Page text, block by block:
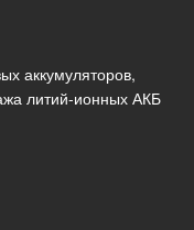
аккумуляторов,
литий-ионных АКБ